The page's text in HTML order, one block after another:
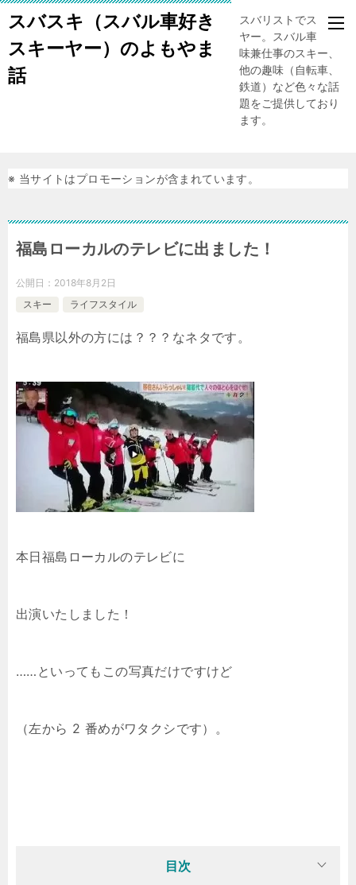
スバスキ（スバル車好き
スキーヤー）のよもやま
話
スバリストでスキー
ヤー。スバル車、趣
味兼仕事のスキー、
他の趣味（自転車、
鉄道）など色々な話
題をご提供しており
ます。
※ 当サイトはプロモーションが含まれています。
福島ローカルのテレビに出ました！
公開日： 2018年8月2日
スキー
ライフスタイル
福島県以外の方には？？？なネタです。
本日福島ローカルのテレビに
出演いたしました！
……といってもこの写真だけですけど
（左から 2 番めがワタクシです）。
目次